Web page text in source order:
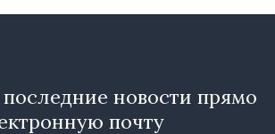
новости прямо
почту